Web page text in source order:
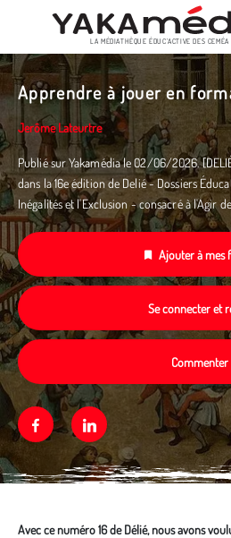
Aller
contenu
principal
LA MÉDIATHÈQUE ÉDUC’ACTIVE DES CEMÉA
Apprendre à jouer en
Jerôme Lateurtre
Publié sur Yakamédia le 02/06/2026.
dans la 16e édition de Delié - Dossiers
Inégalités et l'Exclusion - consacré à l'Agir
Ajouter à mes
Se connecter et
Commenter
FacebookLinkedin
Avec ce numéro 16 de Délié, nous avons